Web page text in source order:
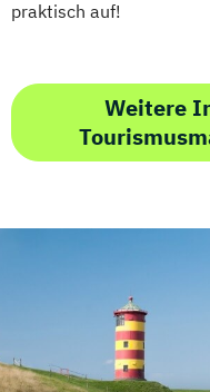
praktisch auf!
Weitere